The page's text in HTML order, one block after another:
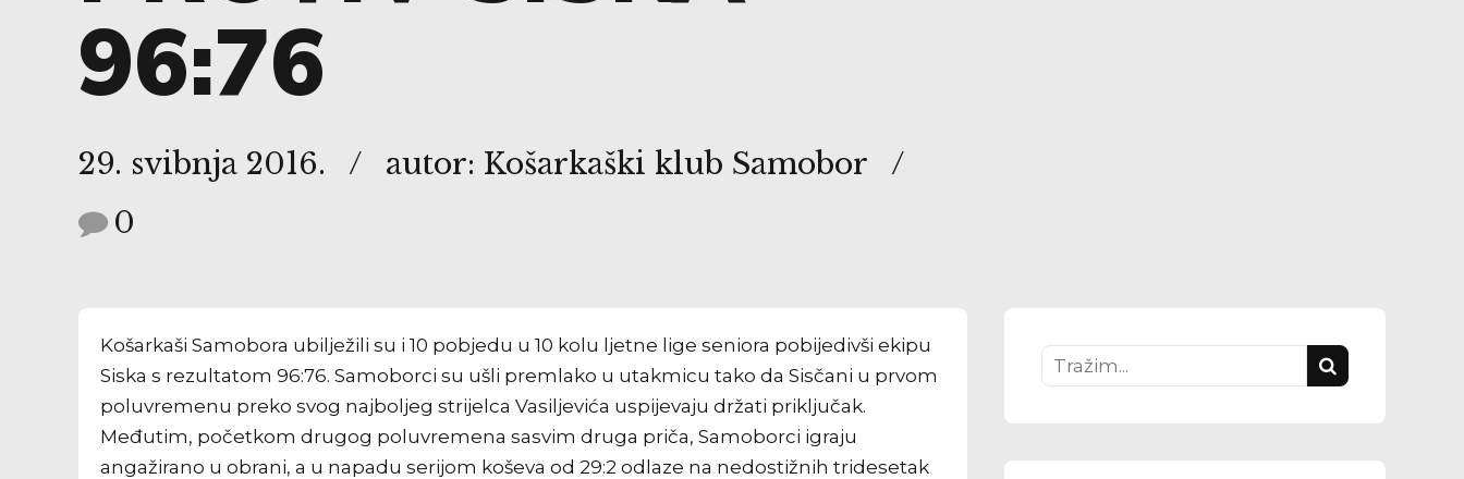
96:76
29. svibnja 2016.
autor: Košarkaški klub Samobor
0
Košarkaši Samobora ubilježili su i 10 pobjedu u 10 kolu ljetne lige seniora pobijedivši ekipu
Siska s rezultatom 96:76. Samoborci su ušli premlako u utakmicu tako da Sisčani u prvom
poluvremenu preko svog najboljeg strijelca Vasiljevića uspijevaju držati priključak.
Međutim, početkom drugog poluvremena sasvim druga priča, Samoborci igraju
angažirano u obrani, a u napadu serijom koševa od 29:2 odlaze na nedostižnih tridesetak